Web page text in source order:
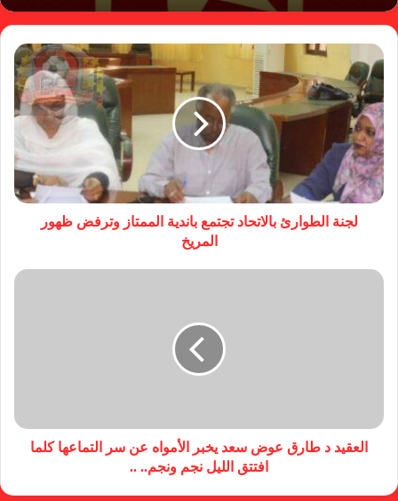
لجنة الطوارئ بالاتحاد تجتمع باندية الممتاز وترفض ظهور
المريخ
العقيد د طارق عوض سعد يخبر الأمواه عن سر التماعها كلما
افتتق الليل نجم ونجم.. ..